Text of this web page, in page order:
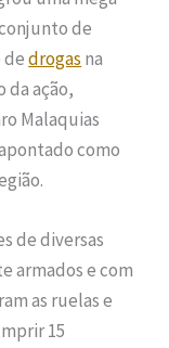
de
dedrogas na
da ação,
Malaquias
como
de diversas
armados e com
as ruelas e
15